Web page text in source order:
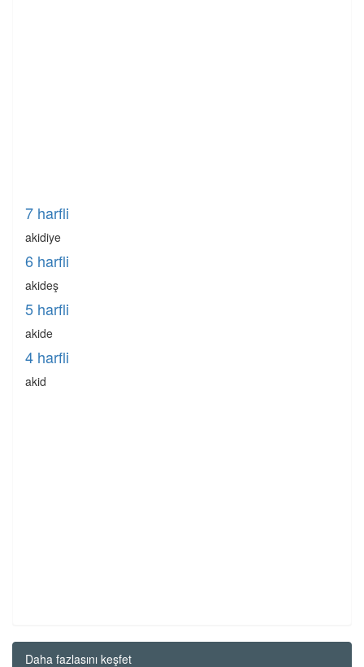
7 harfli
akidiye
6 harfli
akideş
5 harfli
akide
4 harfli
akid
Daha fazlasını keşfet